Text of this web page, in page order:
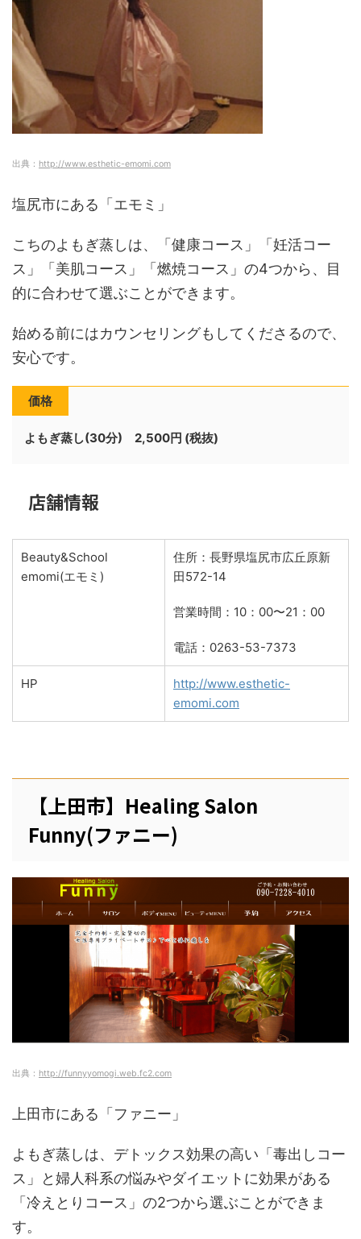
出典： http://www.esthetic-emomi.com
塩尻市にある「エモミ」
こちのよもぎ蒸しは、「健康コース」「妊活コー
ス」「美肌コース」「燃焼コース」の4つから、目
的に合わせて選ぶことができます。
始める前にはカウンセリングもしてくださるので、
安心です。
価格
よもぎ蒸し(30分) 2,500円 (税抜)
店舗情報
Beauty&School
emomi(エモミ)
住所：長野県塩尻市広丘原新
田572-14
営業時間：10：00〜21：00
電話：0263-53-7373
HP
http://www.esthetic-
emomi.com
【上田市】Healing Salon
Funny(ファニー)
出典： http://funnyyomogi.web.fc2.com
上田市にある「ファニー」
よもぎ蒸しは、デトックス効果の高い「毒出しコー
ス」と婦人科系の悩みやダイエットに効果がある
「冷えとりコース」の2つから選ぶことができま
す。